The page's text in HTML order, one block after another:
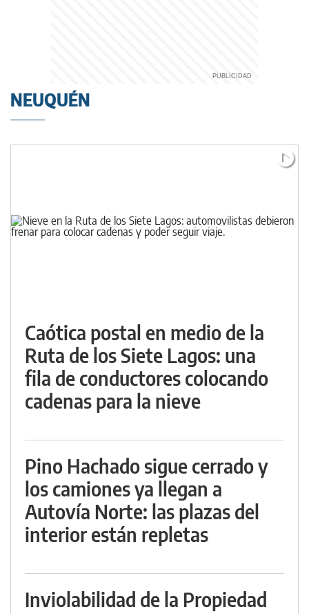
NEUQUÉN
Caótica postal en medio de la
Ruta de los Siete Lagos: una
fila de conductores colocando
cadenas para la nieve
Pino Hachado sigue cerrado y
los camiones ya llegan a
Autovía Norte: las plazas del
interior están repletas
Inviolabilidad de la Propiedad